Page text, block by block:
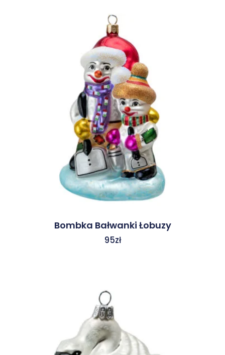
Bombka Bałwanki Łobuzy
95zł